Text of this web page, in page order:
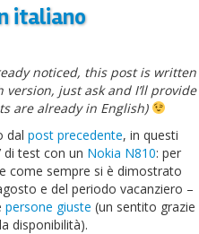
italiano
noticed, this post is written
just ask and I’ll provide
are already in English)
dal post precedente, in questi
di test con un Nokia N810: per
come sempre si è dimostrato
e del periodo vacanziero –
persone giuste (un sentito grazie
disponibilità).